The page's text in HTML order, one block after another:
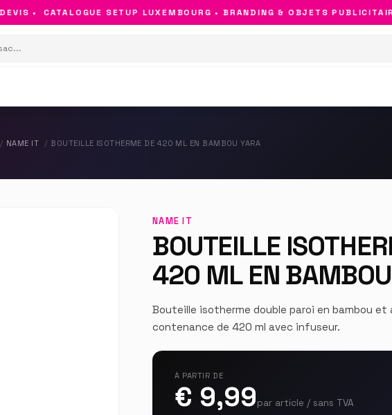
• CATALOGUE SETUP LUXEMBOURG • BRANDING & OBJETS
NAME IT BOUTEILLE ISOTHERME DE 420 ML EN BAMBOU YARA
NAME IT
BOUTEILLE
420 ML EN
Bouteille isotherme double paroi en bambou et
contenance de 420 ml avec infuseur.
À PARTIR DE
€ 9,99par article / sans TVA